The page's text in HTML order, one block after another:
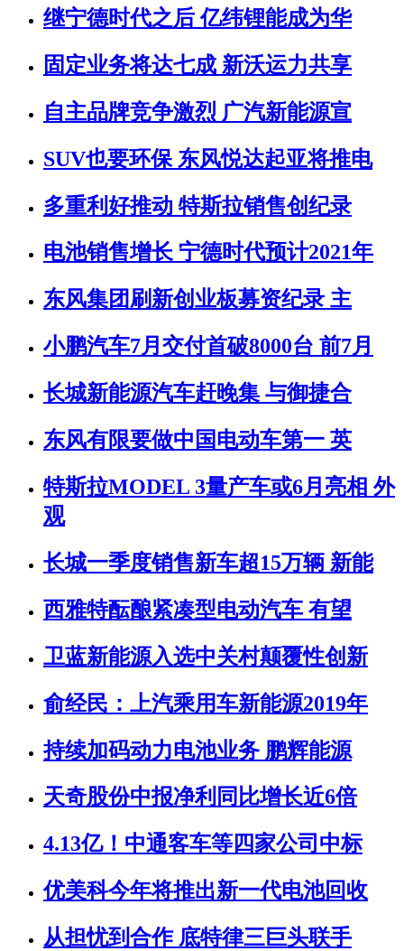
继宁德时代之后 亿纬锂能成为华
固定业务将达七成 新沃运力共享
自主品牌竞争激烈 广汽新能源宣
SUV也要环保 东风悦达起亚将推电
多重利好推动 特斯拉销售创纪录
电池销售增长 宁德时代预计2021年
东风集团刷新创业板募资纪录 主
小鹏汽车7月交付首破8000台 前7月
长城新能源汽车赶晚集 与御捷合
东风有限要做中国电动车第一 英
特斯拉MODEL 3量产车或6月亮相 外
观
长城一季度销售新车超15万辆 新能
西雅特酝酿紧凑型电动汽车 有望
卫蓝新能源入选中关村颠覆性创新
俞经民：上汽乘用车新能源2019年
持续加码动力电池业务 鹏辉能源
天奇股份中报净利同比增长近6倍
4.13亿！中通客车等四家公司中标
优美科今年将推出新一代电池回收
从担忧到合作 底特律三巨头联手